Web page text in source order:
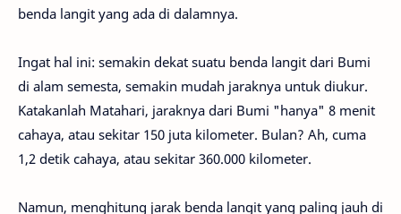
benda langit yang ada di dalamnya.
Ingat hal ini: semakin dekat suatu benda langit dari Bumi
di alam semesta, semakin mudah jaraknya untuk diukur.
Katakanlah Matahari, jaraknya dari Bumi "hanya" 8 menit
cahaya, atau sekitar 150 juta kilometer. Bulan? Ah, cuma
1,2 detik cahaya, atau sekitar 360.000 kilometer.
Namun, menghitung jarak benda langit yang paling jauh di